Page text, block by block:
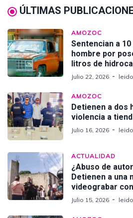
ÚLTIMAS
AMOZOC
Sentencian a
hombre por
litros de
Julio 22, 2026
AMOZOC
Detienen a dos
violencia a
Julio 16, 2026
ACTUALIDAD
¿Abuso de
Detienen a una
videograbar
Julio 15, 2026